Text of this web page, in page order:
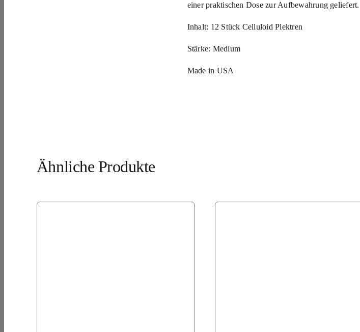
einer praktischen Dose zur Aufbewahrung geliefert.
Inhalt: 12 Stück Celluloid Plektren
Stärke: Medium
Made in USA
Ähnliche Produkte